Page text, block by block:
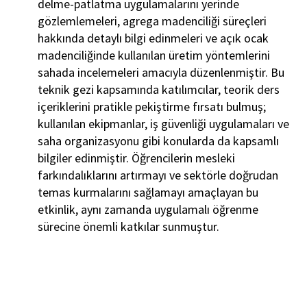
delme-patlatma uygulamalarını yerinde
gözlemlemeleri, agrega madenciliği süreçleri
hakkında detaylı bilgi edinmeleri ve açık ocak
madenciliğinde kullanılan üretim yöntemlerini
sahada incelemeleri amacıyla düzenlenmiştir. Bu
teknik gezi kapsamında katılımcılar, teorik ders
içeriklerini pratikle pekiştirme fırsatı bulmuş;
kullanılan ekipmanlar, iş güvenliği uygulamaları ve
saha organizasyonu gibi konularda da kapsamlı
bilgiler edinmiştir. Öğrencilerin mesleki
farkındalıklarını artırmayı ve sektörle doğrudan
temas kurmalarını sağlamayı amaçlayan bu
etkinlik, aynı zamanda uygulamalı öğrenme
sürecine önemli katkılar sunmuştur.